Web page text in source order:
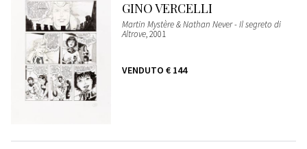
GINO VERCELLI
Martin Mystère & Nathan Never - Il segreto di
Altrove, 2001
VENDUTO € 144